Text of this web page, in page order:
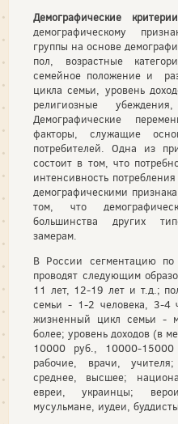
Демографические
демографическому
группы на основе
пол, возрастные
семейное положение и
цикла семьи, уровень
религиозные
Демографические
факторы, служащие
потребителей. Одна из
состоит в том, что
интенсивность
демографическими
том, что
большинства других
замерам.
В России сегментацию по
проводят следующим
11 лет, 12-19 лет и т.д.;
семьи - 1-2 человека, 3-4
жизненный цикл семьи -
более; уровень доходов (в
10000 руб., 10000-
рабочие, врачи,
среднее, высшее;
евреи, украинцы;
мусульмане, иудеи,